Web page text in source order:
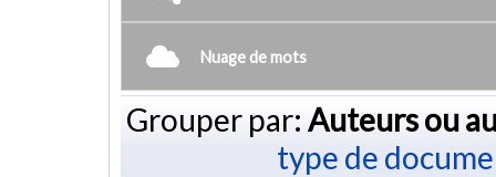
Nuage de mots
Grouper par: Auteurs ou
type de